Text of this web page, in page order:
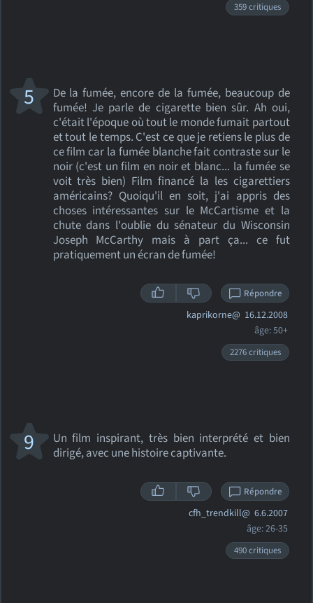
359 critiques
De la fumée, encore de la fumée, beaucoup de
fumée! Je parle de cigarette bien sûr. Ah oui,
c'était l'époque où tout le monde fumait partout
et tout le temps. C'est ce que je retiens le plus de
ce film car la fumée blanche fait contraste sur le
noir (c'est un film en noir et blanc... la fumée se
voit très bien) Film financé la les cigarettiers
américains? Quoiqu'il en soit, j'ai appris des
choses intéressantes sur le McCartisme et la
chute dans l'oublie du sénateur du Wisconsin
Joseph McCarthy mais à part ça... ce fut
pratiquement un écran de fumée!
5
Répondre
kaprikorne@ 16.12.2008
âge: 50+
2276 critiques
Un film inspirant, très bien interprété et bien
dirigé, avec une histoire captivante.
9
Répondre
cfh_trendkill@ 6.6.2007
âge: 26-35
490 critiques